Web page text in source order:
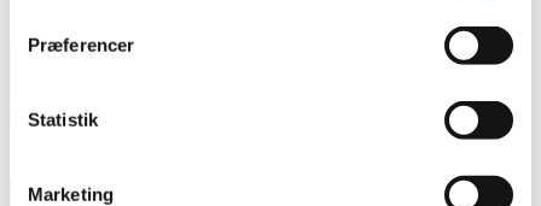
Præferencer
Statistik
Marketing